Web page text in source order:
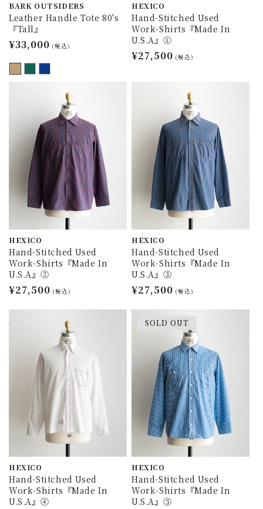
BARK OUTSIDERS
Leather Handle Tote 80's
『Tall』
通
価
¥33,000 (税込)
HEXICO
Hand-Stitched Used
Work-Shirts『Made In
U.S.A』①
通
¥27,500 (税込)
HEXICO
Hand-Stitched Used
Work-Shirts『Made In
U.S.A』②
通
¥27,500 (税込)
HEXICO
Hand-Stitched Used
Work-Shirts『Made In
U.S.A』③
通
¥27,500 (税込)
HEXICO
Hand-Stitched Used
Work-Shirts『Made In
U.S.A』④
SOLD OUT
HEXICO
Hand-Stitched Used
Work-Shirts『Made In
U.S.A』⑤